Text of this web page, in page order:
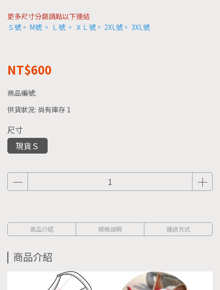
更多尺寸分類請點以下連結
Ｓ號。 M號。 Ｌ號。 ＸＬ號。 2XL號。 3XL號
NT$600
商品編號:
供貨狀況: 尚有庫存 1
尺寸
現貨Ｓ
商品介紹 規格說明 運送方式
商品介紹